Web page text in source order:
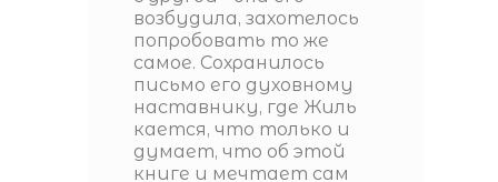
возбудила, захотелось
попробовать то же
самое. Сохранилось
письмо его духовному
наставнику, где Жиль
кается, что только и
думает, что об этой
книге и мечтает сам